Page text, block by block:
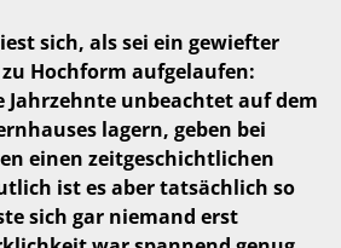
sich, als sei ein gewiefter
Hochform aufgelaufen:
Jahrzehnte unbeachtet auf dem
lagern, geben bei
einen zeitgeschichtlichen
ist es aber tatsächlich so
sich gar niemand erst